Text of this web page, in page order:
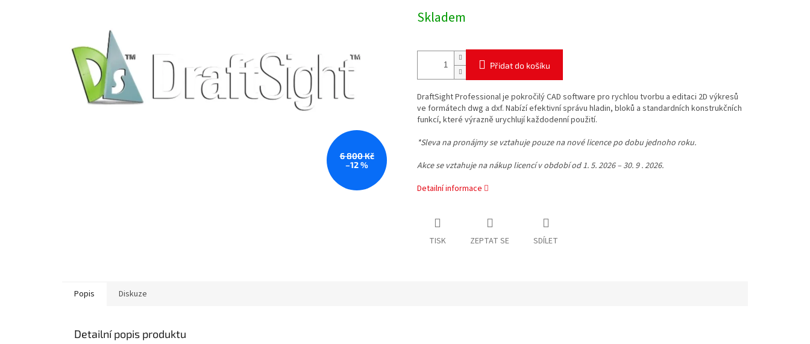
6 800 Kč
–12 %
cena:
Skladem
Přidat do košíku
DraftSight Professional je pokročilý CAD software pro rychlou tvorbu a editaci 2D výkresů
ve formátech dwg a dxf. Nabízí efektivní správu hladin, bloků a standardních konstrukčních
funkcí, které výrazně urychlují každodenní použití.
*Sleva na pronájmy se vztahuje pouze na nové licence po dobu jednoho roku.
Akce se vztahuje na nákup licencí v období od 1. 5. 2026 – 30. 9 . 2026.
Detailní informace
TISK ZEPTAT SE SDÍLET
Popis Diskuze
Detailní popis produktu